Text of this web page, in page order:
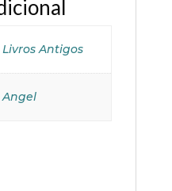
Livros Antigos
Angel